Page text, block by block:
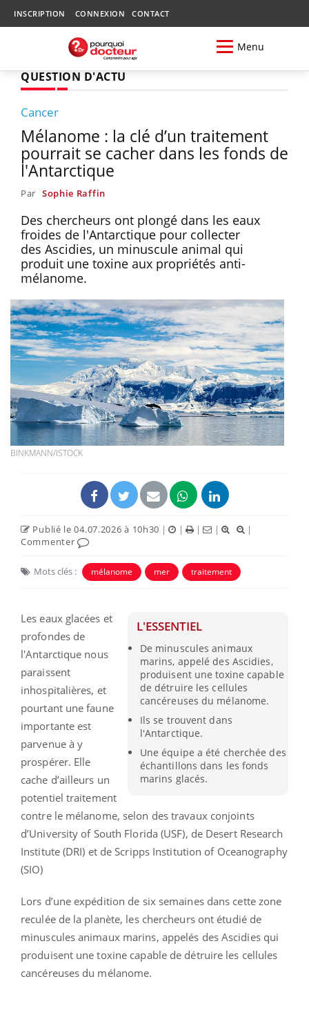
INSCRIPTION CONNEXION CONTACT
Menu
QUESTION D'ACTU
Cancer
Mélanome : la clé d’un traitement
pourrait se cacher dans les fonds de
l'Antarctique
Par Sophie Raffin
Des chercheurs ont plongé dans les eaux
froides de l'Antarctique pour collecter
des Ascidies, un minuscule animal qui
produit une toxine aux propriétés anti-
mélanome.
BINKMANN/ISTOCK
Publié le 04.07.2026 à 10h30 | | | |
|
Commenter
Mots clés : mélanome mer traitement
L'ESSENTIEL
De minuscules animaux
marins, appelé des Ascidies,
produisent une toxine capable
de détruire les cellules
cancéreuses du mélanome.
Ils se trouvent dans
l'Antarctique.
Une équipe a été cherchée des
échantillons dans les fonds
marins glacés.
Les eaux glacées et
profondes de
l'Antarctique nous
paraissent
inhospitalières, et
pourtant une faune
importante est
parvenue à y
prospérer. Elle
cache d’ailleurs un
potentiel traitement
contre le mélanome, selon des travaux conjoints
d’University of South Florida (USF), de Desert Research
Institute (DRI) et de Scripps Institution of Oceanography
(SIO)
Lors d’une expédition de six semaines dans cette zone
reculée de la planète, les chercheurs ont étudié de
minuscules animaux marins, appelés des Ascidies qui
produisent une toxine capable de détruire les cellules
cancéreuses du mélanome.